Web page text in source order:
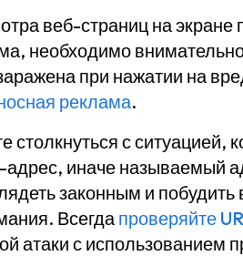
веб-страниц на экране
необходимо
при нажатии на
реклама.
столкнуться с ситуацией,
адрес, иначе называемый
законным и побудить
Всегдапроверяйте
атаки с использованием